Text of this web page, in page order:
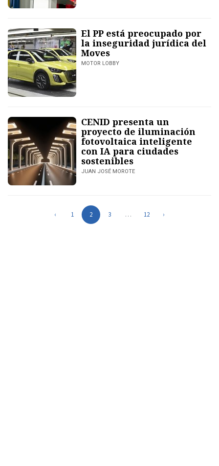
El PP está preocupado por
la inseguridad jurídica del
Moves
MOTOR LOBBY
CENID presenta un
proyecto de iluminación
fotovoltaica inteligente
con IA para ciudades
sostenibles
JUAN JOSÉ MOROTE
‹ 1 2 3 … 12 ›